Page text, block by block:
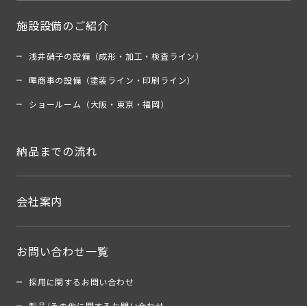
施設設備のご紹介
浅井硝子の設備（成形・加工・検査ライン）
暉商事の設備（塗装ライン・印刷ライン）
ショールーム（大阪・東京・福岡）
納品までの流れ
会社案内
お問い合わせ一覧
採用に関するお問い合わせ